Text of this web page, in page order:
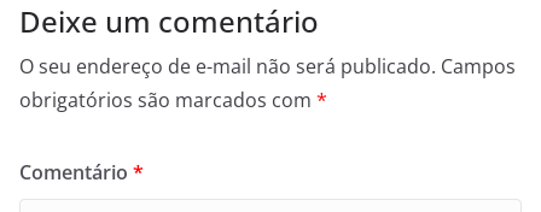
k
Deixe um comentário
O seu endereço de e-mail não será publicado. Campos
obrigatórios são marcados com *
Comentário *